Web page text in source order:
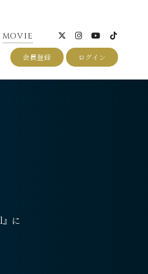
MOVIE
会員登録 ログイン
に